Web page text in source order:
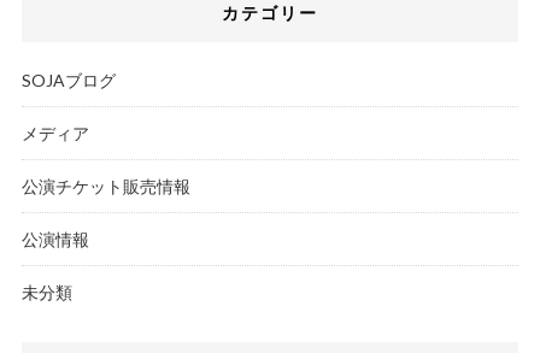
カテゴリー
SOJAブログ
メディア
公演チケット販売情報
公演情報
未分類